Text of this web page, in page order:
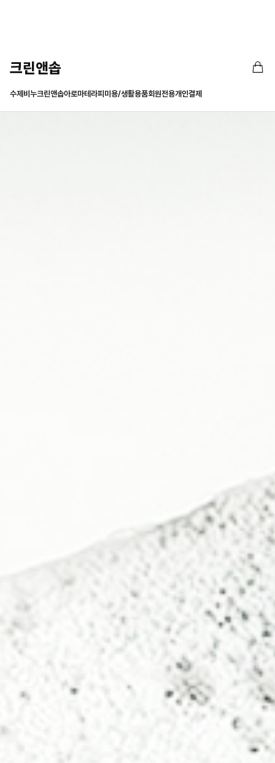
크린앤솝
수제비누크린앤솝아로마테라피 미용/생활용품회원전용개인결제